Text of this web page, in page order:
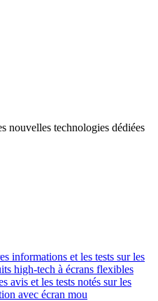
nouvelles technologies dédiées
informations et les tests sur les
high-tech à écrans flexibles
avis et les tests notés sur les
avec écran mou